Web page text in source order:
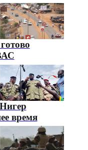
время